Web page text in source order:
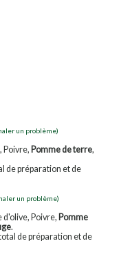
un problème)
Poivre, Pomme de terre,
de préparation et de
un problème)
d'olive, Poivre, Pomme
.
de préparation et de